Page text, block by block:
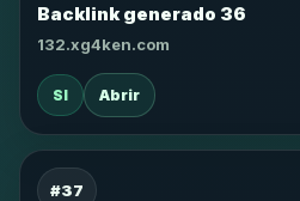
Backlink generado 36
132.xg4ken.com
SI Abrir
#37